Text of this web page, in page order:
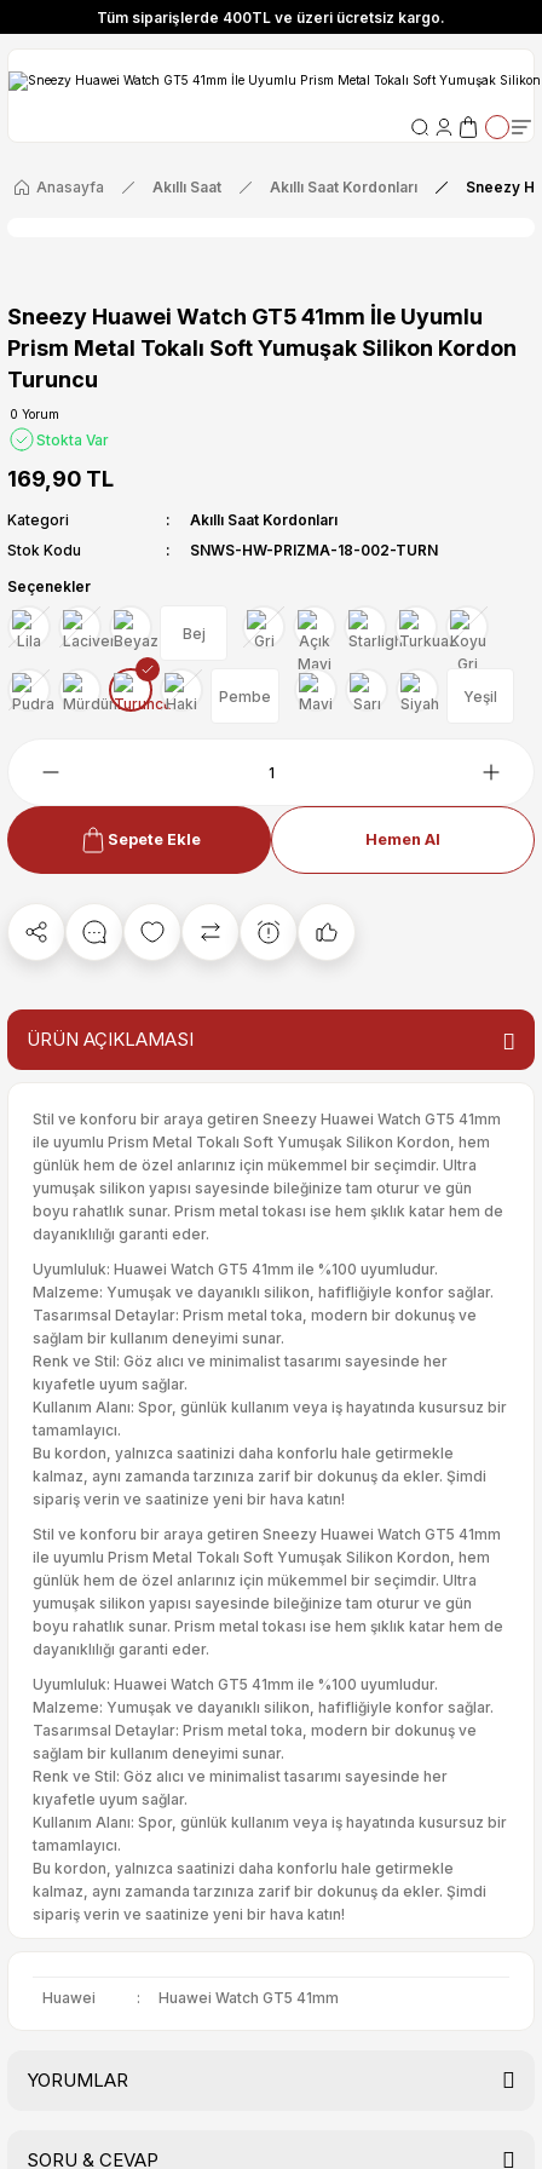
Tüm siparişlerde 400TL ve üzeri ücretsiz kargo.
Özel! YENI10 koduyla 400 TL ve üzeri alışverişlerinizde %10 indirim
Tüm siparişlerde 400TL ve üzeri ücretsiz kargo.
Özel! YENI10 koduyla 400 TL ve üzeri alışverişlerinizde %10 indirim
Anasayfa Akıllı Saat Akıllı Saat Kordonları Sneezy
Sneezy Huawei Watch GT5 41mm İle Uyumlu
Prism Metal Tokalı Soft Yumuşak Silikon Kordon
Turuncu
0 Yorum
Stokta Var
169,90 TL
Kategori
Akıllı Saat Kordonları
Stok Kodu
SNWS-HW-PRIZMA-18-002-TURN
Seçenekler
Bej
Pembe Yeşil
Sepete Ekle Hemen Al
ÜRÜN AÇIKLAMASI
Stil ve konforu bir araya getiren Sneezy Huawei Watch GT5 41mm
ile uyumlu Prism Metal Tokalı Soft Yumuşak Silikon Kordon, hem
günlük hem de özel anlarınız için mükemmel bir seçimdir. Ultra
yumuşak silikon yapısı sayesinde bileğinize tam oturur ve gün
boyu rahatlık sunar. Prism metal tokası ise hem şıklık katar hem de
dayanıklılığı garanti eder.
Uyumluluk: Huawei Watch GT5 41mm ile %100 uyumludur.
Malzeme: Yumuşak ve dayanıklı silikon, hafifliğiyle konfor sağlar.
Tasarımsal Detaylar: Prism metal toka, modern bir dokunuş ve
sağlam bir kullanım deneyimi sunar.
Renk ve Stil: Göz alıcı ve minimalist tasarımı sayesinde her
kıyafetle uyum sağlar.
Kullanım Alanı: Spor, günlük kullanım veya iş hayatında kusursuz bir
tamamlayıcı.
Bu kordon, yalnızca saatinizi daha konforlu hale getirmekle
kalmaz, aynı zamanda tarzınıza zarif bir dokunuş da ekler. Şimdi
sipariş verin ve saatinize yeni bir hava katın!
Stil ve konforu bir araya getiren Sneezy Huawei Watch GT5 41mm
ile uyumlu Prism Metal Tokalı Soft Yumuşak Silikon Kordon, hem
günlük hem de özel anlarınız için mükemmel bir seçimdir. Ultra
yumuşak silikon yapısı sayesinde bileğinize tam oturur ve gün
boyu rahatlık sunar. Prism metal tokası ise hem şıklık katar hem de
dayanıklılığı garanti eder.
Uyumluluk: Huawei Watch GT5 41mm ile %100 uyumludur.
Malzeme: Yumuşak ve dayanıklı silikon, hafifliğiyle konfor sağlar.
Tasarımsal Detaylar: Prism metal toka, modern bir dokunuş ve
sağlam bir kullanım deneyimi sunar.
Renk ve Stil: Göz alıcı ve minimalist tasarımı sayesinde her
kıyafetle uyum sağlar.
Kullanım Alanı: Spor, günlük kullanım veya iş hayatında kusursuz bir
tamamlayıcı.
Bu kordon, yalnızca saatinizi daha konforlu hale getirmekle
kalmaz, aynı zamanda tarzınıza zarif bir dokunuş da ekler. Şimdi
sipariş verin ve saatinize yeni bir hava katın!
Huawei : Huawei Watch GT5 41mm
YORUMLAR
SORU & CEVAP